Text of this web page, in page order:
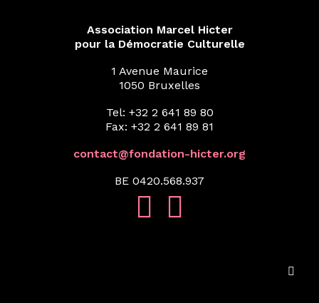
Association Marcel Hicter
pour la Démocratie Culturelle
1 Avenue Maurice
1050 Bruxelles
Tel: +32 2 641 89 80
Fax: +32 2 641 89 81
contact@fondation-hicter.org
BE 0420.568.937